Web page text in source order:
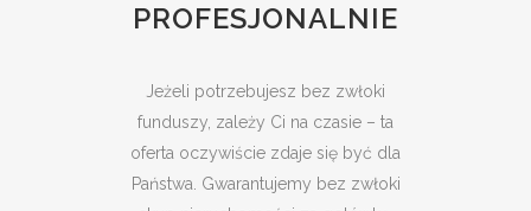
PROFESJONALNIE
Jeżeli potrzebujesz bez zwłoki
funduszy, zależy Ci na czasie – ta
oferta oczywiście zdaje się być dla
Państwa. Gwarantujemy bez zwłoki